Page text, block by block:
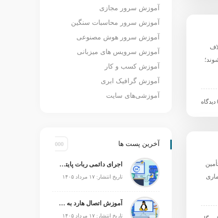
آموزش سرور مجازی
آموزش سرور محاسبات سنگین
آموزش سرور هوش مصنوعی
آموزش سرویس های میزبانی
آموزش کسب و کار
آموزش گرافیک ابری
آموزشی‌های سایت
آخرین پست ها
اجرای دائمی ربات پایتون؛ چگونه ربات را ۲۴ ساعته روشن نگه داریم؟
تاریخ انتشار: ۱۷ مرداد ۱۴۰۵
آموزش اتصال هارد به سرور لینوکس
تاریخ انتشار: ۱۷ مرداد ۱۴۰۵